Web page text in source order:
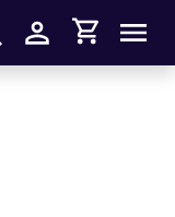
Inloggen
Winkelmandje